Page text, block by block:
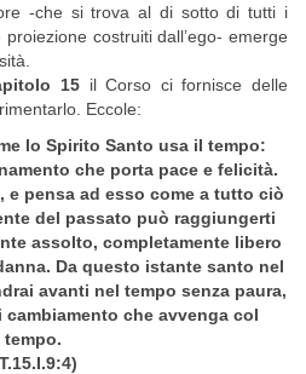
-che si trova al di sotto di tutti i
costruiti dall’ego- emerge
15 il Corso ci fornisce delle
Eccole:
lo Spirito Santo usa il tempo:
che porta pace e felicità.
e pensa ad esso come a tutto ciò
del passato può raggiungerti
assolto, completamente libero
Da questo istante santo nel
avanti nel tempo senza paura,
che avvenga col
tempo.